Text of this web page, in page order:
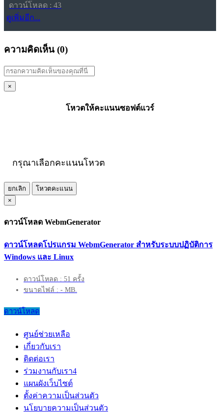
ดาวน์โหลด : 43
ดูเพิ่มอีก...
ความคิดเห็น (0)
×
โหวตให้คะแนนซอฟต์แวร์
กรุณาเลือกคะแนนโหวต
ยกเลิก
โหวตคะแนน
×
ดาวน์โหลด WebmGenerator
ดาวน์โหลดโปรแกรม WebmGenerator สำหรับระบบปฏิบัติการ
Windows และ Linux
ดาวน์โหลด : 51 ครั้ง
ขนาดไฟล์ : - MB.
ดาวน์โหลด
ศูนย์ช่วยเหลือ
เกี่ยวกับเรา
ติดต่อเรา
ร่วมงานกับเรา4
แผนผังเว็บไซต์
ตั้งค่าความเป็นส่วนตัว
นโยบายความเป็นส่วนตัว